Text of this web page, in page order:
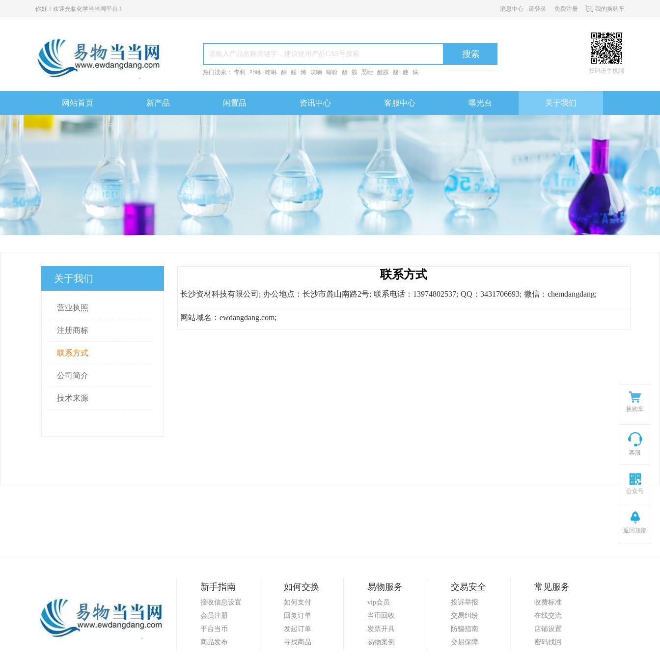
你好！欢迎光临化学当当网平台！ 请登录 免费注册 我的换购车
消息中心
搜索
热门搜索： 专利 卟啉 喹啉 酮 醛 烯 呋喃 噻吩 酯 胺 恶唑 酰胺 酸 醚 炔 扫码进手机端
网站首页 新产品 闲置品 资讯中心 客服中心 曝光台 关于我们
关于我们
营业执照
注册商标
联系方式
公司简介
技术来源
联系方式
长沙资材科技有限公司; 办公地点：长沙市麓山南路2号; 联系电话：13974802537; QQ：3431706693; 微信：chemdangdang;
网站域名：ewdangdang.com;
新手指南
接收信息设置
会员注册
平台当币
商品发布
如何交换
如何支付
回复订单
发起订单
寻找商品
易物服务
vip会员
当币回收
发票开具
易物案例
交易安全
投诉举报
交易纠纷
防骗指南
交易保障
常见服务
收费标准
在线交流
店铺设置
密码找回
换购车
客服
公众号
返回顶部